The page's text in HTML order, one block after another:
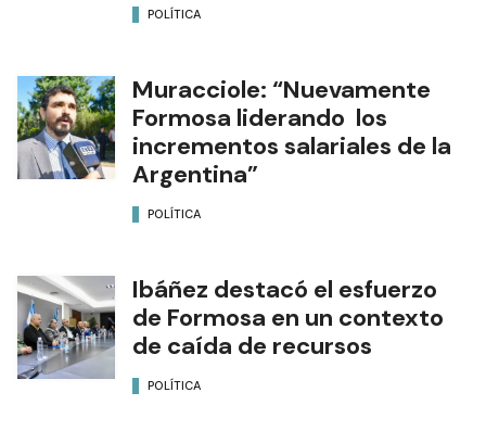
POLÍTICA
Muracciole: “Nuevamente
Formosa liderando los
incrementos salariales de la
Argentina”
POLÍTICA
Ibáñez destacó el esfuerzo
de Formosa en un contexto
de caída de recursos
POLÍTICA